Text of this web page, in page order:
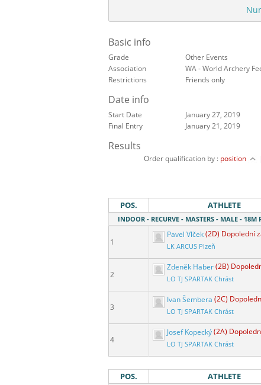
Basic info
Grade
Other Events
Association
WA - World Archery
Restrictions
Friends only
Date info
Start Date January 27, 2019
Final Entry
January 21, 2019
Results
Order qualification by : position
POS. ATHLETE
INDOOR - RECURVE - MASTERS - MALE - 18M
1
Pavel Vlček(2D) Dopolední
LK ARCUS Plzeň
2
Zdeněk Haber(2B)
LO TJ SPARTAK Chrást
3
Ivan Šembera (2C)
LO TJ SPARTAK Chrást
4
Josef Kopecký(2A)
LO TJ SPARTAK Chrást
POS. ATHLETE